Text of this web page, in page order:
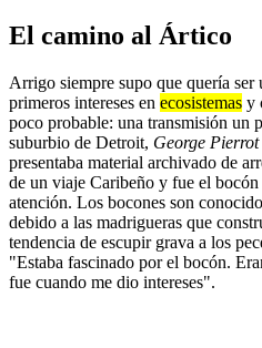
El camino al Ártico
Arrigo siempre supo que quería
primeros intereses en ecosistemas y
poco probable: una transmisión un
suburbio de Detroit, George Pierrot
presentaba material archivado de
de un viaje Caribeño y fue el
atención. Los bocones son
debido a las madrigueras que
tendencia de escupir grava a los
"Estaba fascinado por el bocón.
fue cuando me dio intereses".